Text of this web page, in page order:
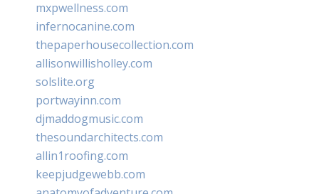
mxpwellness.com
infernocanine.com
thepaperhousecollection.com
allisonwillisholley.com
solslite.org
portwayinn.com
djmaddogmusic.com
thesoundarchitects.com
allin1roofing.com
keepjudgewebb.com